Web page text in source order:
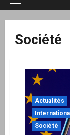
Menu
Société
Actualités
International
Société